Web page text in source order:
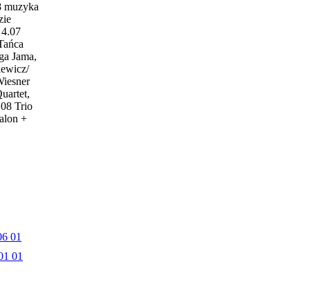
muzyka
Jama,
Trio
+